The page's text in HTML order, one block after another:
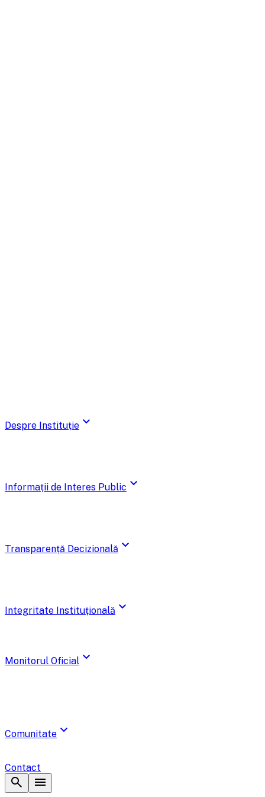
Despre Instituție expand_more
Informații de Interes Public expand_more
Transparență Decizională expand_more
Integritate Instituțională expand_more
Monitorul Oficial expand_more
Comunitate expand_more
Contact
search menu